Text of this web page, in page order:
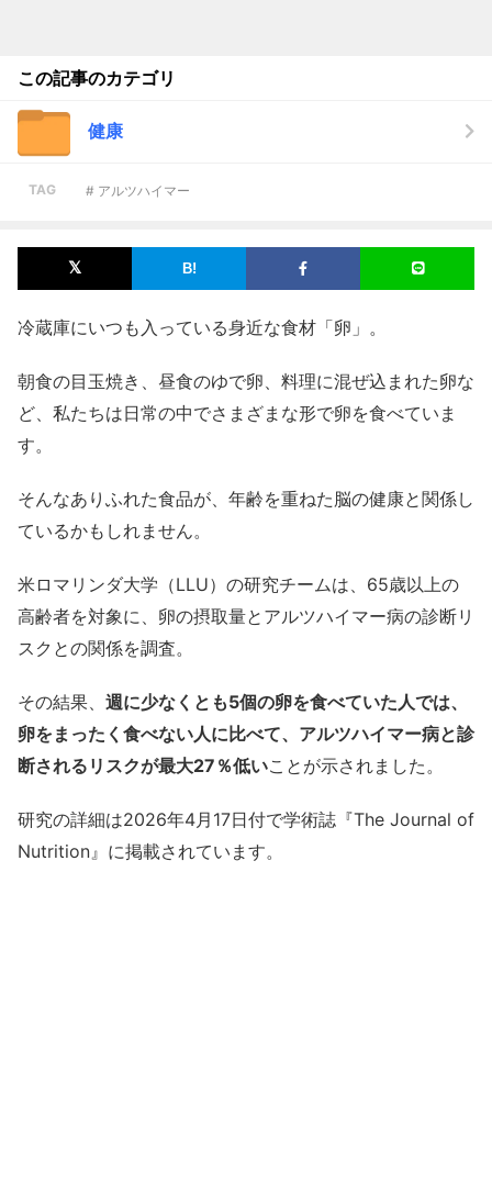
この記事のカテゴリ
健康
TAG # アルツハイマー
冷蔵庫にいつも入っている身近な食材「卵」。
朝食の目玉焼き、昼食のゆで卵、料理に混ぜ込まれた卵な
ど、私たちは日常の中でさまざまな形で卵を食べていま
す。
そんなありふれた食品が、年齢を重ねた脳の健康と関係し
ているかもしれません。
米ロマリンダ大学（LLU）の研究チームは、65歳以上の
高齢者を対象に、卵の摂取量とアルツハイマー病の診断リ
スクとの関係を調査。
その結果、 週に少なくとも5個の卵を食べていた人では、
卵をまったく食べない人に比べて、アルツハイマー病と診
断されるリスクが最大27％低いことが示されました。
研究の詳細は2026年4月17日付で学術誌『The Journal of
Nutrition』に掲載されています。